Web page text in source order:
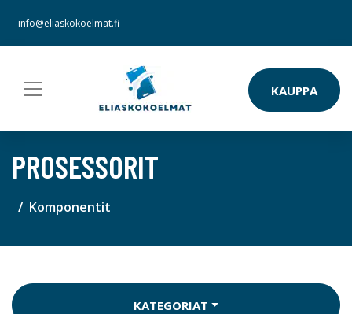
info@eliaskokoelmat.fi
KAUPPA
PROSESSORIT
Komponentit
KATEGORIAT